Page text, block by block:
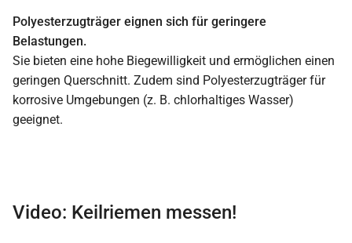
Polyesterzugträger eignen sich für geringere
Belastungen.
Sie bieten eine hohe Biegewilligkeit und ermöglichen einen
geringen Querschnitt. Zudem sind Polyesterzugträger für
korrosive Umgebungen (z. B. chlorhaltiges Wasser)
geeignet.
Video: Keilriemen messen!